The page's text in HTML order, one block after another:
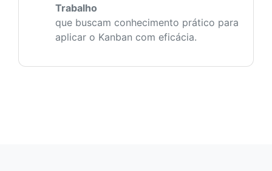
Trabalho
que buscam conhecimento prático para
aplicar o Kanban com eficácia.